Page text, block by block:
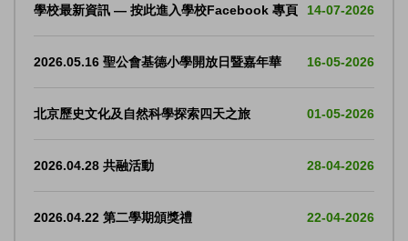
學校最新資訊 — 按此進入學校Facebook 專頁 14-07-2026
2026.05.16 聖公會基德小學開放日暨嘉年華 16-05-2026
北京歷史文化及自然科學探索四天之旅 01-05-2026
2026.04.28 共融活動 28-04-2026
2026.04.22 第二學期頒獎禮 22-04-2026